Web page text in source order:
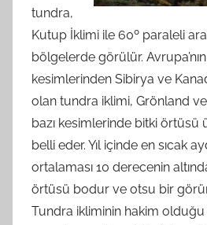
tundra,
Kutup İklimi ile 60º paraleli
bölgelerde görülür.
kesimlerinden Sibirya ve
olan tundra iklimi, Grönland ve
bazı kesimlerinde bitki örtüsü
belli eder. Yıl içinde en sıcak
ortalaması 10 derecenin
örtüsü bodur ve otsu bir
Tundra ikliminin hakim